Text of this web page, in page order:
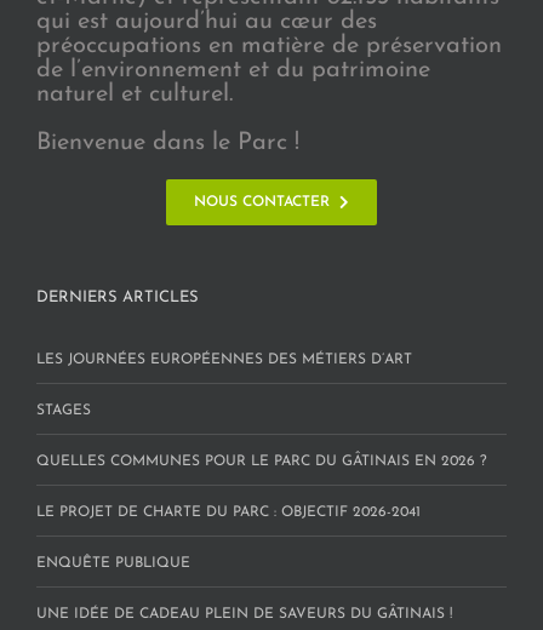
qui est aujourd’hui au cœur des
préoccupations en matière de préservation
de l’environnement et du patrimoine
naturel et culturel.
Bienvenue dans le Parc !
NOUS CONTACTER
DERNIERS ARTICLES
LES JOURNÉES EUROPÉENNES DES MÉTIERS D’ART
STAGES
QUELLES COMMUNES POUR LE PARC DU GÂTINAIS EN 2026 ?
LE PROJET DE CHARTE DU PARC : OBJECTIF 2026-2041
ENQUÊTE PUBLIQUE
UNE IDÉE DE CADEAU PLEIN DE SAVEURS DU GÂTINAIS !